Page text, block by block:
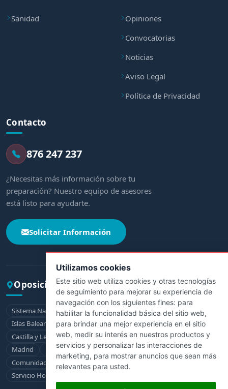
Utilizamos cookies
Este sitio web utiliza cookies y otras tecnologías
de seguimiento para mejorar su experiencia de
navegación con los siguientes fines: para
habilitar la funcionalidad básica del sitio web,
para brindar una mejor experiencia en el sitio
web, medir su interés en nuestros productos y
servicios y personalizar las interacciones de
marketing, para mostrar anuncios que sean más
relevantes para usted.
Sanidad
Opiniones
Convocatorias
Noticias
Aviso Legal
Política de Privacidad
Contacto
876 247 237
¿Necesitas más información sobre tu
preparación? Nuestro equipo de asesores
está listo para ayudarte.
Solicitar Información
Oposiciones por comunidad
Sistema Nacional de Salud Andalucía Aragón
Asturias
Islas Baleares
Canarias Cantabria
Castilla-La Mancha
Castilla y León
Cataluña Extremadura Galicia
La Rioja
Madrid
Murcia Navarra
País Vasco
Comunidad Valenciana
Ceuta
Melilla
Servicio Hospitalario de la Defensa